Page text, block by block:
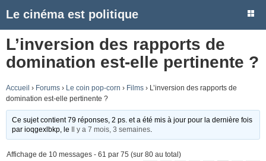
Le cinéma est politique
L’inversion des rapports de
domination est-elle pertinente ?
Accueil › Forums › Le coin pop-corn › Films › L’inversion des rapports de
domination est-elle pertinente ?
Ce sujet contient 79 réponses, 2 ps. et a été mis à jour pour la dernière fois
parioqgexlbkp , le Il y a 7 mois, 3 semaines
Affichage de 10 messages - 61 par 75 (sur 80 au total)